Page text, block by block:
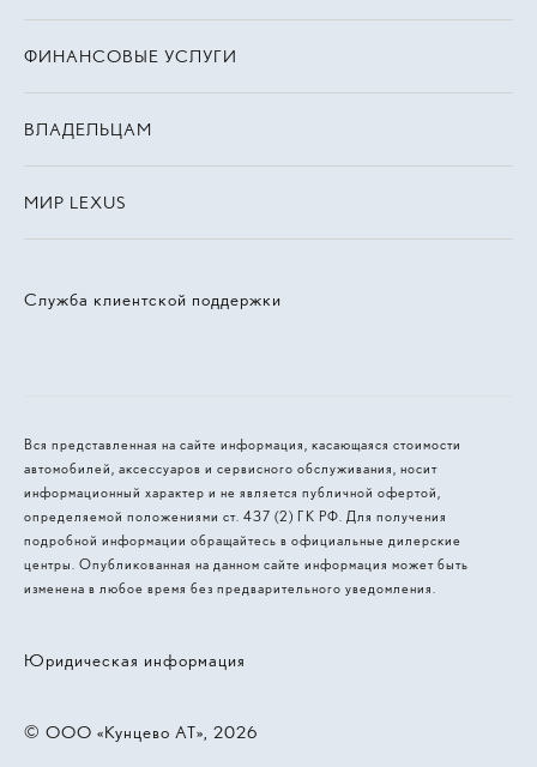
Служба клиентской поддержки
ФИНАНСОВЫЕ УСЛУГИ
ВЛАДЕЛЬЦАМ
МИР LEXUS
Вся представленная на сайте информация, касающаяся стоимости
автомобилей, аксессуаров и сервисного обслуживания, носит
информационный характер и не является публичной офертой,
определяемой положениями ст. 437 (2) ГК РФ. Для получения
подробной информации обращайтесь в официальные дилерские
центры. Опубликованная на данном сайте информация может быть
изменена в любое время без предварительного уведомления.
© 2026, ООО «Кунцево АТ»
Юридическая информация